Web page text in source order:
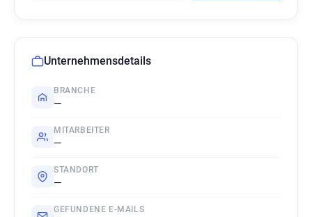
Unternehmensdetails
BRANCHE
—
MITARBEITER
—
STANDORT
—
GEFUNDENE E-MAILS